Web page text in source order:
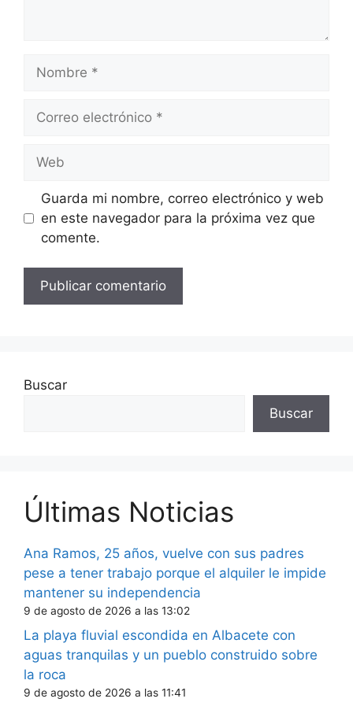
electrónico
Guarda mi nombre, correo electrónico y web
en este navegador para la próxima vez que
comente.
Buscar
Buscar
Últimas Noticias
Ana Ramos, 25 años, vuelve con sus padres
pese a tener trabajo porque el alquiler le impide
mantener su independencia
9 de agosto de 2026 a las 13:02
La playa fluvial escondida en Albacete con
aguas tranquilas y un pueblo construido sobre
la roca
9 de agosto de 2026 a las 11:41